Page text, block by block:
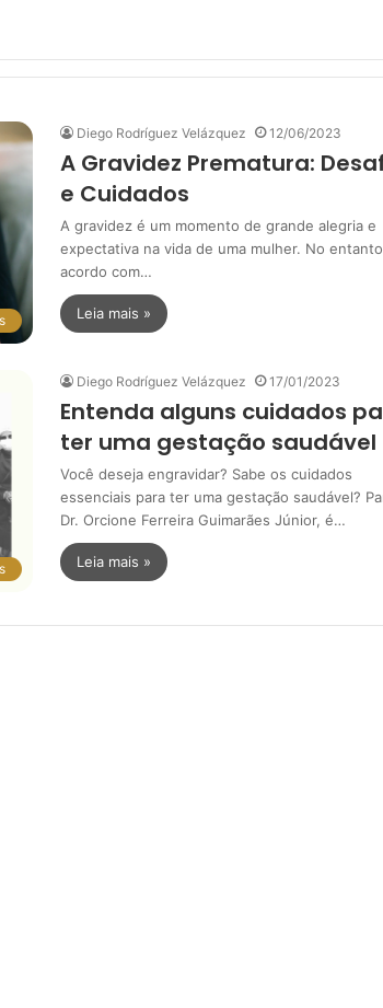
Diego Rodríguez Velázquez 12/06/2023
A Gravidez Prematura:
e Cuidados
A gravidez é um momento de grande alegria e
expectativa na vida de uma mulher. No
acordo com…
Leia mais »
Diego Rodríguez Velázquez 17/01/2023
Entenda alguns cuidados
ter uma gestação saudável
Você deseja engravidar? Sabe os cuidados
essenciais para ter uma gestação saudável?
Dr. Orcione Ferreira Guimarães Júnior, é…
Leia mais »